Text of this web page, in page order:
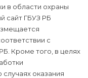
в области охраны
сайт ГБУЗ РБ
с
Кроме того, в целях
оказания